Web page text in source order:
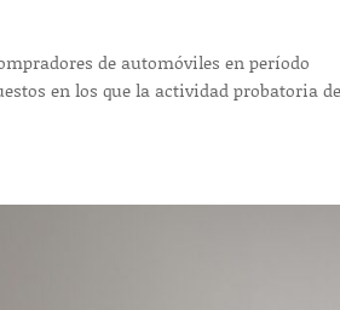
de automóviles en período
en los que la actividad probatoria